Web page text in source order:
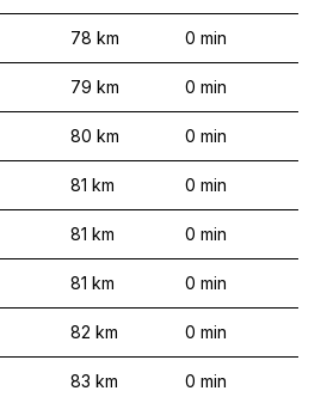
78 km 0 min
79 km 0 min
80 km 0 min
81 km 0 min
81 km 0 min
81 km 0 min
82 km 0 min
83 km 0 min